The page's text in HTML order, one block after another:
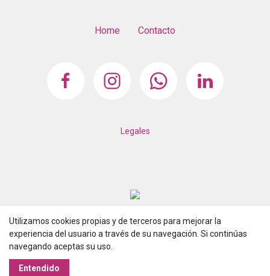
Home Contacto
Legales
Utilizamos cookies propias y de terceros para mejorar la
experiencia del usuario a través de su navegación. Si continúas
navegando aceptas su uso.
Entendido